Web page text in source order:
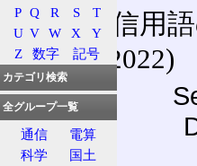
通信用
(27-May-2022)
P Q R S
T
U V W X
Y
Z
数字 記号
カテゴリ検索
全グループ一覧
通信
電算
科学
国土